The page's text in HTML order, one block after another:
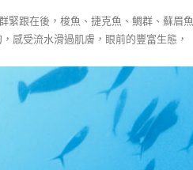
緊跟在後，梭魚、捷克魚、鯛群、蘇眉魚
感受流水滑過肌膚，眼前的豐富生態，